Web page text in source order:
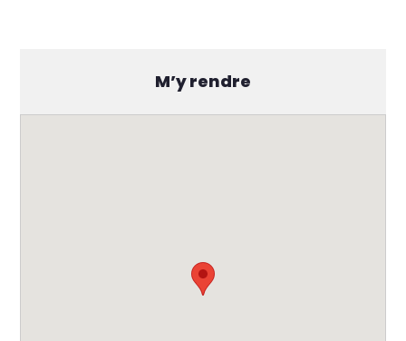
M’y rendre